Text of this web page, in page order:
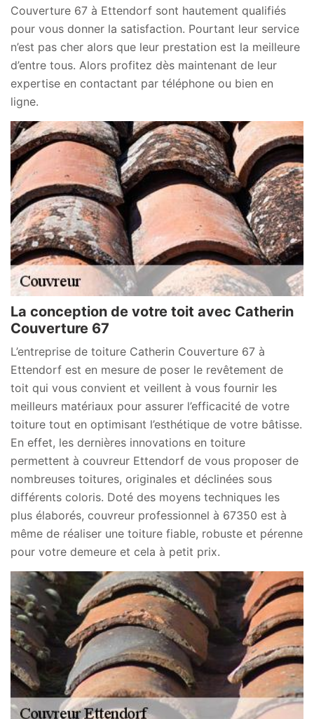
Couverture 67 à Ettendorf sont hautement qualifiés
pour vous donner la satisfaction. Pourtant leur service
n’est pas cher alors que leur prestation est la meilleure
d’entre tous. Alors profitez dès maintenant de leur
expertise en contactant par téléphone ou bien en
ligne.
La conception de votre toit avec Catherin
Couverture 67
L’entreprise de toiture Catherin Couverture 67 à
Ettendorf est en mesure de poser le revêtement de
toit qui vous convient et veillent à vous fournir les
meilleurs matériaux pour assurer l’efficacité de votre
toiture tout en optimisant l’esthétique de votre bâtisse.
En effet, les dernières innovations en toiture
permettent à couvreur Ettendorf de vous proposer de
nombreuses toitures, originales et déclinées sous
différents coloris. Doté des moyens techniques les
plus élaborés, couvreur professionnel à 67350 est à
même de réaliser une toiture fiable, robuste et pérenne
pour votre demeure et cela à petit prix.